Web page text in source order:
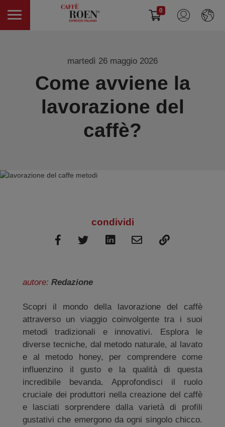
0
martedì 26 maggio 2026
Come avviene la
lavorazione del
caffè?
condividi
autore: Redazione
Scopri il mondo della lavorazione del caffè
attraverso un viaggio coinvolgente tra i suoi
metodi tradizionali e innovativi. Esplora le
diverse tecniche, dal metodo naturale, al lavato
e al metodo honey, per comprendere come
influenzino il gusto e la qualità di questa
incredibile bevanda. Approfondisci il ruolo
cruciale dei produttori nella creazione del caffè
e lasciati sorprendere dalla varietà di profili
gustativi che emergono da ogni singolo chicco.